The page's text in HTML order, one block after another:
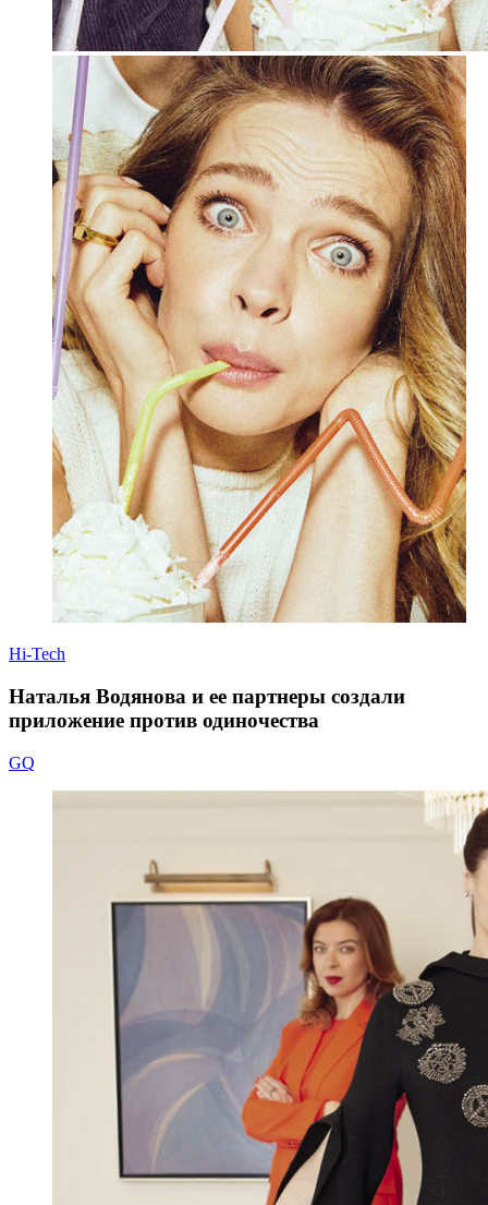
Hi-Tech
Наталья Водянова и ее партнеры создали
приложение против одиночества
GQ